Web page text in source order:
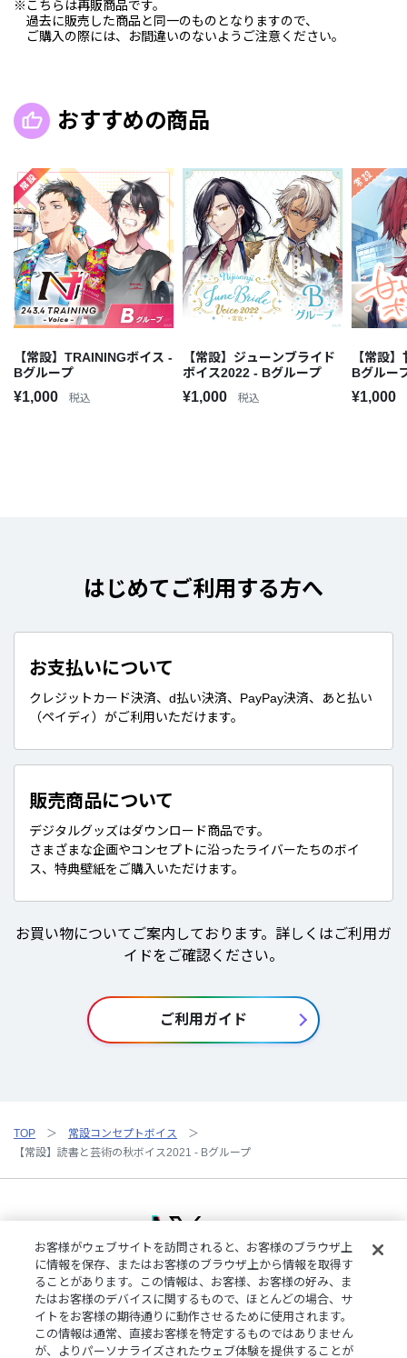
※こちらは再販商品です。
過去に販売した商品と同一のものとなりますので、
ご購入の際には、お間違いのないようご注意ください。
おすすめの商品
【常設】TRAININGボイス ‐
Bグループ
¥1,000 税込
【常設】ジューンブライド
ボイス2022 - Bグループ
¥1,000 税込
【常設
Bグルー
¥1,000
はじめてご利用する方へ
お支払いについて
クレジットカード決済、d払い決済、PayPay決済、あと払い
（ペイディ）がご利用いただけます。
販売商品について
デジタルグッズはダウンロード商品です。
さまざまな企画やコンセプトに沿ったライバーたちのボイ
ス、特典壁紙をご購入いただけます。
お買い物についてご案内しております。詳しくはご利用ガ
イドをご確認ください。
ご利用ガイド
TOP
常設コンセプトボイス
【常設】読書と芸術の秋ボイス2021 - Bグループ
ご利用規約プライバシーポリシー
特定商取引法に基づく表記
ご利用ガイドよくある質問お問い合わせにじさんじ公式サイト
クッキーの詳細
お客様がウェブサイトを訪問されると、お客様のブラウザ上
に情報を保存、またはお客様のブラウザ上から情報を取得す
ることがあります。この情報は、お客様、お客様の好み、ま
たはお客様のデバイスに関するもので、ほとんどの場合、サ
イトをお客様の期待通りに動作させるために使用されます。
この情報は通常、直接お客様を特定するものではありません
が、よりパーソナライズされたウェブ体験を提供することが